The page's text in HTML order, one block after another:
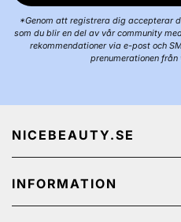
*Genom att registrera dig accepterar
som du blir en del av vår community
rekommendationer via e-post och
prenumerationen
NICEBEAUTY.SE
Om oss
Job
INFORMATION